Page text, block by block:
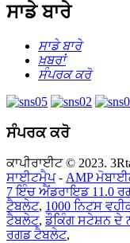
ਸਾਡੇ ਬਾਰੇ
ਸਾਡੇ ਬਾਰੇ
ਖ਼ਬਰਾਂ
ਸੰਪਰਕ ਕਰੋ
ਸੰਪਰਕ ਕਰੋ
ਕਾਪੀਰਾਈਟ © 2023.
ਸਾਈਟਮੈਪ- AMP
7 ਇੰਚ ਐਂਡਰਾਇਡ 11.0
ਟੈਬਲੇਟ, 1000 ਨਿਟਸ
ਟੈਬਲੇਟ,ਡੌਕਿੰਗ ਸਟੇਸ਼ਨ ਦੇ
ਰਗਡ ਟੈਬਲੇਟ,